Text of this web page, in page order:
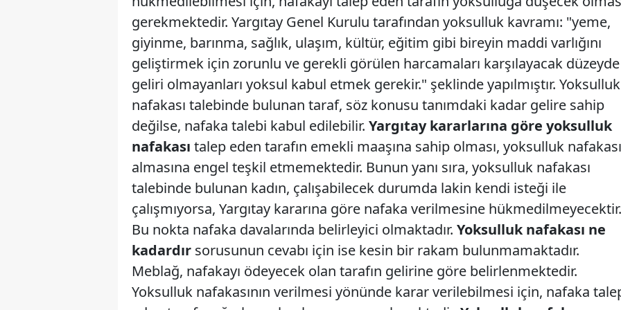
gerekmektedir. Yargıtay Genel Kurulu tarafından yoksulluk kavramı: "yeme,
giyinme, barınma, sağlık, ulaşım, kültür, eğitim gibi bireyin maddi varlığını
geliştirmek için zorunlu ve gerekli görülen harcamaları karşılayacak düzeyde
geliri olmayanları yoksul kabul etmek gerekir." şeklinde yapılmıştır. Yoksulluk
nafakası talebinde bulunan taraf, söz konusu tanımdaki kadar gelire sahip
değilse, nafaka talebi kabul edilebilir. Yargıtay kararlarına göre yoksulluk
nafakası talep eden tarafın emekli maaşına sahip olması, yoksulluk nafakası
almasına engel teşkil etmemektedir. Bunun yanı sıra, yoksulluk nafakası
talebinde bulunan kadın, çalışabilecek durumda lakin kendi isteği ile
çalışmıyorsa, Yargıtay kararına göre nafaka verilmesine hükmedilmeyecektir.
Bu nokta nafaka davalarında belirleyici olmaktadır. Yoksulluk nafakası ne
kadardır sorusunun cevabı için ise kesin bir rakam bulunmamaktadır.
Meblağ, nafakayı ödeyecek olan tarafın gelirine göre belirlenmektedir.
Yoksulluk nafakasının verilmesi yönünde karar verilebilmesi için, nafaka